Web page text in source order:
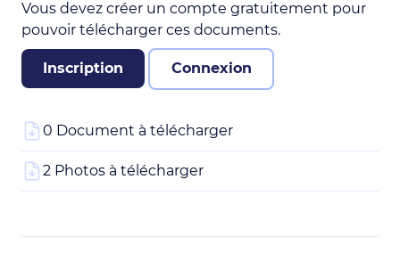
Vous devez créer un compte gratuitement pour
pouvoir télécharger ces documents.
Inscription Connexion
0 Document à télécharger
2 Photos à télécharger